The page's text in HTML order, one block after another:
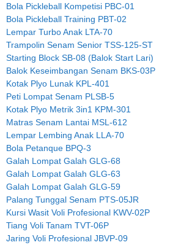
Bola Pickleball Kompetisi PBC-01
Bola Pickleball Training PBT-02
Lempar Turbo Anak LTA-70
Trampolin Senam Senior TSS-125-ST
Starting Block SB-08 (Balok Start Lari)
Balok Keseimbangan Senam BKS-03P
Kotak Plyo Lunak KPL-401
Peti Lompat Senam PLSB-5
Kotak Plyo Metrik 3in1 KPM-301
Matras Senam Lantai MSL-612
Lempar Lembing Anak LLA-70
Bola Petanque BPQ-3
Galah Lompat Galah GLG-68
Galah Lompat Galah GLG-63
Galah Lompat Galah GLG-59
Palang Tunggal Senam PTS-05JR
Kursi Wasit Voli Profesional KWV-02P
Tiang Voli Tanam TVT-06P
Jaring Voli Profesional JBVP-09